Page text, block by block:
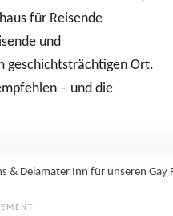
für Reisende
und
geschichtsträchtigen Ort.
– und die
& Delamater Inn für unseren